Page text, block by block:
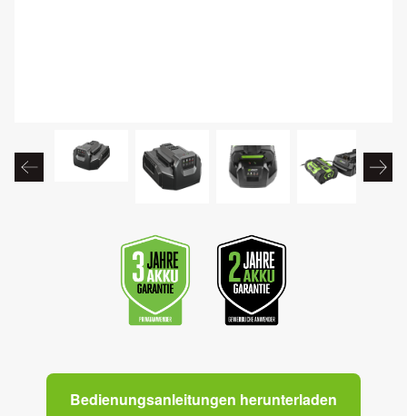
Bedienungsanleitungen herunterladen